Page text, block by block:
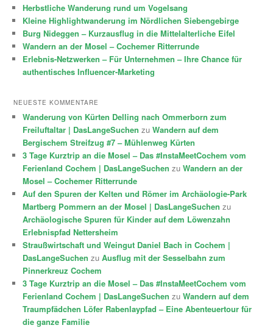
Herbstliche Wanderung rund um Vogelsang
Kleine Highlightwanderung im Nördlichen Siebengebirge
Burg Nideggen – Kurzausflug in die Mittelalterliche Eifel
Wandern an der Mosel – Cochemer Ritterrunde
Erlebnis-Netzwerken – Für Unternehmen – Ihre Chance für
authentisches Influencer-Marketing
NEUESTE KOMMENTARE
Wanderung von Kürten Delling nach Ommerborn zum
Freiluftaltar | DasLangeSuchen zuWandern auf dem
Bergischem Streifzug #7 – Mühlenweg Kürten
3 Tage Kurztrip an die Mosel – Das #InstaMeetCochem vom
Ferienland Cochem | DasLangeSuchen zuWandern an der
Mosel – Cochemer Ritterrunde
Auf den Spuren der Kelten und Römer im Archäologie-Park
Martberg Pommern an der Mosel | DasLangeSuchen zu
Archäologische Spuren für Kinder auf dem Löwenzahn
Erlebnispfad Nettersheim
Straußwirtschaft und Weingut Daniel Bach in Cochem |
DasLangeSuchen zuAusflug mit der Sesselbahn zum
Pinnerkreuz Cochem
3 Tage Kurztrip an die Mosel – Das #InstaMeetCochem vom
Ferienland Cochem | DasLangeSuchen zuWandern auf dem
Traumpfädchen Löfer Rabenlaypfad – Eine Abenteuertour für
die ganze Familie